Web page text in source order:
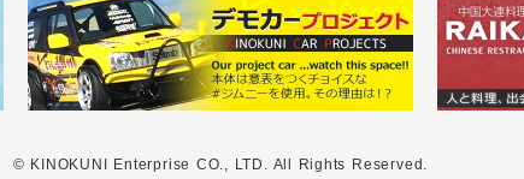
© KINOKUNI Enterprise CO., LTD. All Rights Reserved.